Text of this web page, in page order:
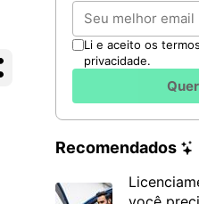
Email
Li e aceito os
privacidade.
Recomendados